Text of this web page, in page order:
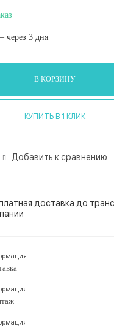
через 3 дня
В КОРЗИНУ
КУПИТЬ В 1 КЛИК
Добавить к сравнению
доставка до